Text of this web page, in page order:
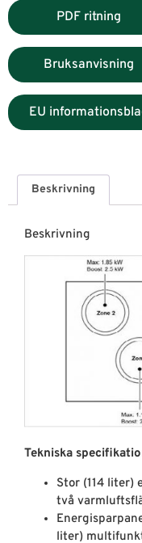
PDF ritning
Bruksanvisning
EU
Beskrivning
Beskrivning
Tekniska
Stor (114 liter)
två
liter)